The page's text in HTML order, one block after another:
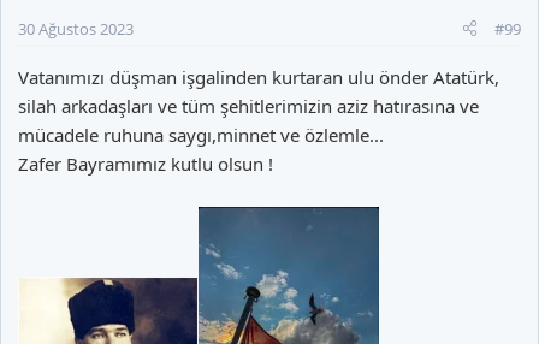
30 Ağustos 2023 #99
Vatanımızı düşman işgalinden kurtaran ulu önder Atatürk,
silah arkadaşları ve tüm şehitlerimizin aziz hatırasına ve
mücadele ruhuna saygı,minnet ve özlemle...
Zafer Bayramımız kutlu olsun !